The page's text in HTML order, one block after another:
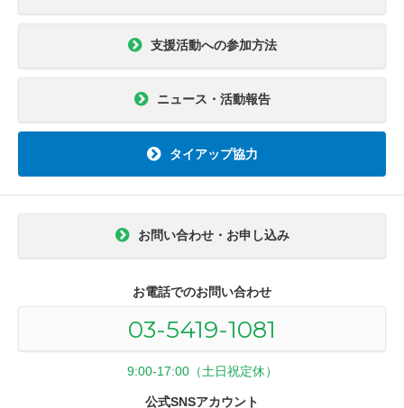
支援活動への参加方法
ニュース・活動報告
タイアップ協力
お問い合わせ・お申し込み
お電話でのお問い合わせ
03-5419-1081
9:00-17:00（土日祝定休）
公式SNSアカウント